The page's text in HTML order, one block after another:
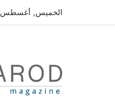
الخميس, أغسطس 6 2026